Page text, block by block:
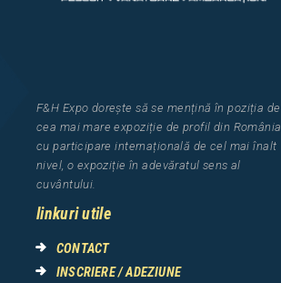
F&H Expo dorește să se mențină în poziția de
cea mai mare expoziție de profil din România
cu participare internațională de cel maiînalt
nivel, o expoziție în adevăratul sens al
cuvântului.
linkuri utile
CONTACT
INSCRIERE / ADEZIUNE